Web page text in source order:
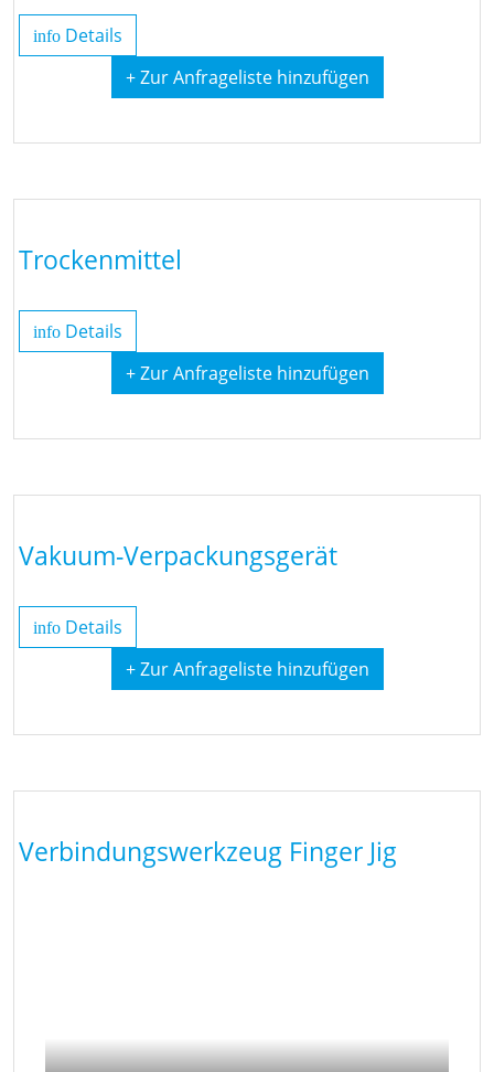
info Details
+ Zur Anfrageliste hinzufügen
Trockenmittel
info Details
+ Zur Anfrageliste hinzufügen
Vakuum-Verpackungsgerät
info Details
+ Zur Anfrageliste hinzufügen
Verbindungswerkzeug Finger Jig